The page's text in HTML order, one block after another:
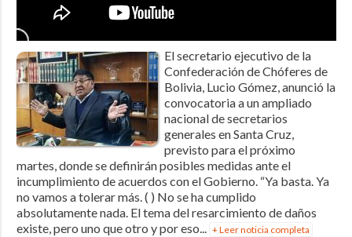
El secretario ejecutivo de la
Confederación de Chóferes de
Bolivia, Lucio Gómez, anunció la
convocatoria a un ampliado
nacional de secretarios
generales en Santa Cruz,
previsto para el próximo
martes, donde se definirán posibles medidas ante el
incumplimiento de acuerdos con el Gobierno. “Ya basta. Ya
no vamos a tolerar más. ( ) No se ha cumplido
absolutamente nada. El tema del resarcimiento de daños
existe, pero uno que otro y por eso... + Leer noticia completa